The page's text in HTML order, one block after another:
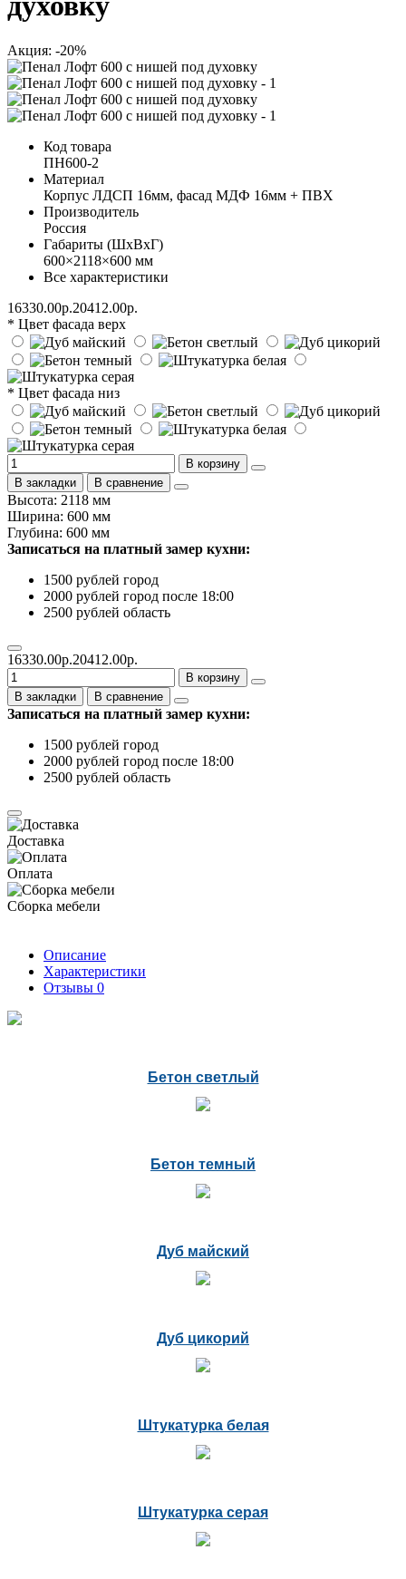
Акция: -20%
Код товара
ПН600-2
Материал
Корпус ЛДСП 16мм, фасад МДФ 16мм + ПВХ
Производитель
Россия
Габариты (ШхВхГ)
600×2118×600 мм
Все характеристики
16330.00р.20412.00р.
* Цвет фасада верх
* Цвет фасада низ
В корзину
В закладки
В сравнение
Высота: 2118 мм
Ширина: 600 мм
Глубина: 600 мм
Записаться на платный замер кухни:
1500 рублей город
2000 рублей город после 18:00
2500 рублей область
16330.00р.20412.00р.
В корзину
В закладки
В сравнение
Записаться на платный замер кухни:
1500 рублей город
2000 рублей город после 18:00
2500 рублей область
Доставка
Оплата
Сборка мебели
Описание
Характеристики
Отзывы 0
Бетон светлый
Бетон темный
Дуб майский
Дуб цикорий
Штукатурка белая
Штукатурка серая